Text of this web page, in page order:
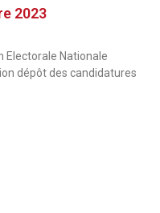
2023
Electorale Nationale
dépôt des candidatures